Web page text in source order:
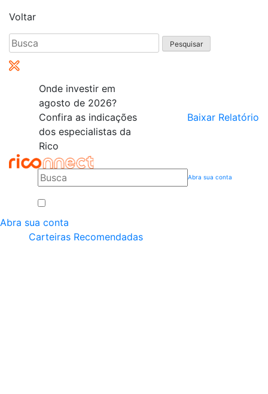
Voltar
Pesquisar
por:
Onde investir em
agosto de 2026?
Confira as indicações
dos especialistas da
Rico
Baixar Relatório
Abra sua conta
Abra sua conta
Carteiras Recomendadas